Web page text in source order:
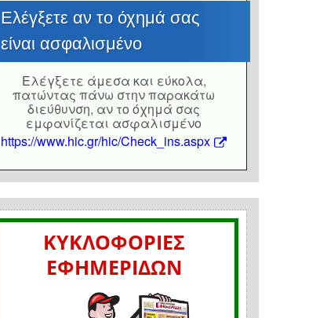
Eλέγξετε αν το όχημά σας
είναι ασφαλισμένο
Eλέγξετε άμεσα και εύκολα,
πατώντας πάνω στην παρακάτω
διεύθυνση, αν το όχημά σας
εμφανίζεται ασφαλισμένο
https://www.hic.gr/hic/Check_ins.aspx
ΚΥΚΛΟΦΟΡΙΕΣ
ΕΦΗΜΕΡΙΔΩΝ